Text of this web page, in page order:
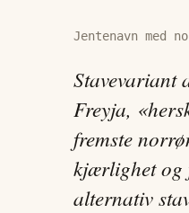
Jentenavn med
Stavevariant
Freyja,
fremste
kjærlighet og
alternativ